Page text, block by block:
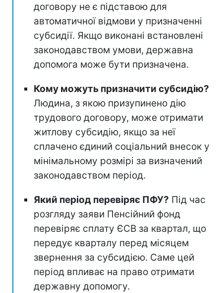
договору не є підставою для
автоматичної відмови у призначенні
субсидії. Якщо виконані встановлені
законодавством умови, державна
допомога може бути призначена.
Кому можуть призначити субсидію?
Людина, з якою призупинено дію
трудового договору, може отримати
житлову субсидію, якщо за неї
сплачено єдиний соціальний внесок у
мінімальному розмірі за визначений
законодавством період.
Який період перевіряє ПФУ? Під час
розгляду заяви Пенсійний фонд
перевіряє сплату ЄСВ за квартал, що
передує кварталу перед місяцем
звернення за субсидією. Саме цей
період впливає на право отримати
державну допомогу.